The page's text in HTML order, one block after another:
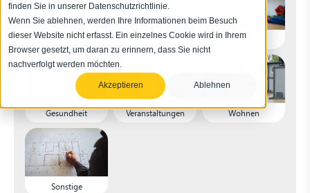
finden Sie in unserer Datenschutzrichtlinie.
Wenn Sie ablehnen, werden Ihre Informationen beim Besuch
dieser Website nicht erfasst. Ein einzelnes Cookie wird in Ihrem
Browser gesetzt, um daran zu erinnern, dass Sie nicht
nachverfolgt werden möchten.
Akzeptieren Ablehnen
Industrie Bau Bildung
Gesundheit Veranstaltungen Wohnen
Sonstige